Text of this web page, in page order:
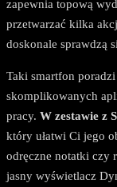
zapewnia topową
przetwarzać kilka
doskonale sprawdzą
Taki smartfon
skomplikowanych
pracy. W zestawie z
który ułatwi Ci jego
odręczne notatki czy
jasny wyświetlacz